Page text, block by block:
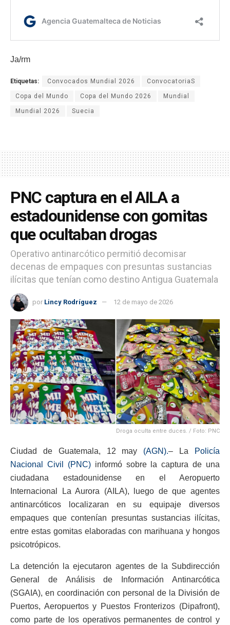
Ja/rm
Etiquetas: Convocados Mundial 2026 ConvocatoriaS
Copa del Mundo Copa del Mundo 2026 Mundial
Mundial 2026 Suecia
PNC captura en el AILA a
estadounidense con gomitas
que ocultaban drogas
Operativo antinarcótico permitió decomisar
decenas de empaques con presuntas sustancias
ilícitas que tenían como destino Antigua Guatemala
por Lincy Rodríguez 12 de mayo de 2026
Droga oculta entre duces. / Foto: PNC
Ciudad de Guatemala, 12 may (AGN).– La
Policía
Nacional Civil (PNC)informó sobre la captura de una
ciudadana estadounidense en el Aeropuerto
Internacional La Aurora (AILA), luego de que agentes
antinarcóticos localizaran en su equipaje diversos
empaques que contenían presuntas sustancias ilícitas,
entre estas gomitas elaboradas con marihuana y hongos
psicotrópicos.
La detención la ejecutaron agentes de la Subdirección
General de Análisis de Información Antinarcótica
(SGAIA), en coordinación con personal de la División de
Puertos, Aeropuertos y Puestos Fronterizos (Dipafront),
como parte de los operativos permanentes de control y